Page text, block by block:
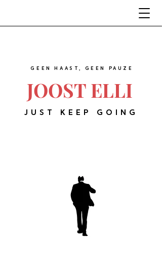
JOOST ELLI
GEEN HAAST, GEEN PAUZE
JUST KEEP GOING